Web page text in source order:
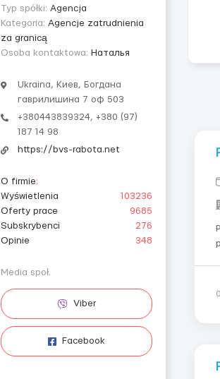
Typ spółki: Agencja
Kategoria: Agencje zatrudnienia
za granicą
Osoba kontaktowa: Наталья
Ukraina, Киев, Богдана
гаврилишина 7 оф 503
+380443839324, +380 (97)
187 14 98
https://bvs-rabota.net
O firmie:
Wyświetlenia
103236
Oferty prace
9685
Subskrybenci
276
Opinie
348
Media społ.
Viber
Facebook